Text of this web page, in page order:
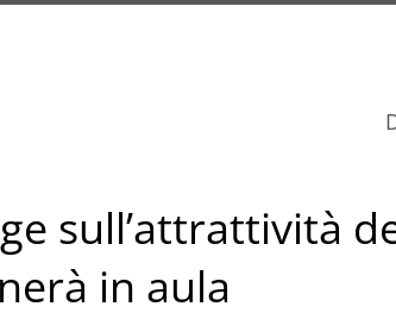
sull’attrattività
in aula